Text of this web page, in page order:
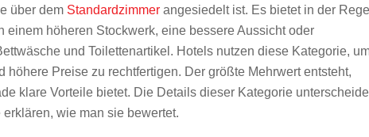
über dem Standardzimmer angesiedelt ist. Es bietet in der Regel
höheren Stockwerk, eine bessere Aussicht oder
und Toilettenartikel. Hotels nutzen diese Kategorie,
höhere Preise zu rechtfertigen. Der größte Mehrwert entsteht,
klare Vorteile bietet. Die Details dieser Kategorie
wie man sie bewertet.